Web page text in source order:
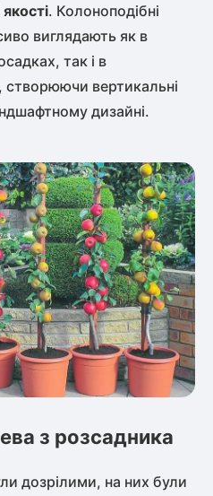
. Колоноподібні
виглядають як в
так і в
створюючи вертикальні
дизайні.
з розсадника
дозрілими, на них були